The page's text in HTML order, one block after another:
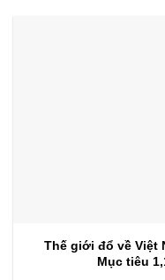
Thế giới đổ về Việt
Mục tiêu